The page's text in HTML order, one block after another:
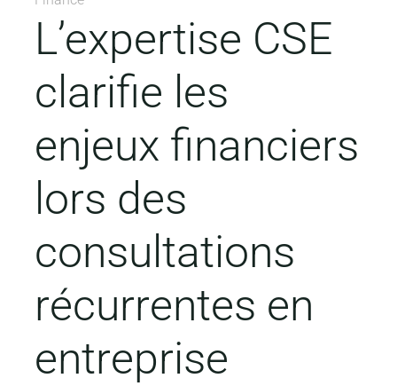
L’expertise CSE
clarifie les
enjeux financiers
lors des
consultations
récurrentes en
entreprise